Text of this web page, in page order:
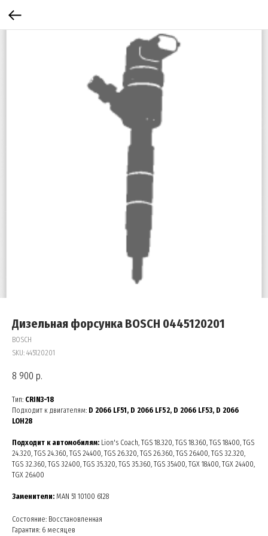
Дизельная форсунка BOSCH 0445120201
BOSCH
SKU: 445120201
8 900 р.
Тип: CRIN3-18
Подходит к двигателям: D 2066 LF51, D 2066 LF52, D 2066 LF53, D 2066
LOH28
Подходит к автомобилям: Lion's Coach, TGS 18.320, TGS 18.360, TGS 18.400, TGS
24.320, TGS 24.360, TGS 24.400, TGS 26.320, TGS 26.360, TGS 26.400, TGS 32.320,
TGS 32.360, TGS 32.400, TGS 35.320, TGS 35.360, TGS 35.400, TGX 18.400, TGX 24.400,
TGX 26.400
Заменители: MAN 51 10100 6128
Состояние: Восстановленная
Гарантия: 6 месяцев